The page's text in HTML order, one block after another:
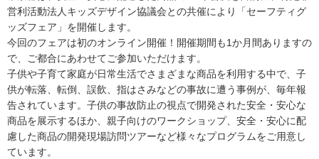
営利活動法人キッズデザイン協議会との共催により「セーフティグ
ッズフェア」を開催します。
今回のフェアは初のオンライン開催！開催期間も1か月間ありますの
で、ご都合にあわせてご参加いただけます。
子供や子育て家庭が日常生活でさまざまな商品を利用する中で、子
供が転落、転倒、誤飲、指はさみなどの事故に遭う事例が、毎年報
告されています。子供の事故防止の視点で開発された安全・安心な
商品を展示するほか、親子向けのワークショップ、安全・安心に配
慮した商品の開発現場訪問ツアーなど様々なプログラムをご用意し
ています。